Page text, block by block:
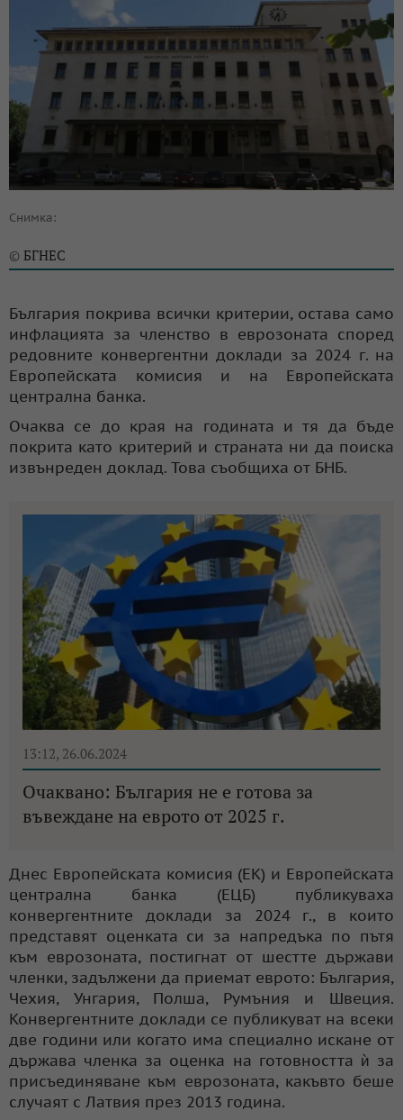
Снимка:
© БГНЕС
България покрива всички критерии, остава само
инфлацията за членство в еврозоната според
редовните конвергентни доклади за 2024 г. на
Европейската комисия и на Европейската
централна банка.
Очаква се до края на годината и тя да бъде
покрита като критерий и страната ни да поиска
извънреден доклад. Това съобщиха от БНБ.
13:12, 26.06.2024
Очаквано: България не е готова за
въвеждане на еврото от 2025 г.
Днес Европейската комисия (ЕК) и Европейската
централна банка (ЕЦБ) публикуваха
конвергентните доклади за 2024 г., в които
представят оценката си за напредъка по пътя
към еврозоната, постигнат от шестте държави
членки, задължени да приемат еврото: България,
Чехия, Унгария, Полша, Румъния и Швеция.
Конвергентните доклади се публикуват на всеки
две години или когато има специално искане от
държава членка за оценка на готовността ѝ за
присъединяване към еврозоната, какъвто беше
случаят с Латвия през 2013 година.